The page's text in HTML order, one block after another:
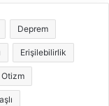
Deprem
Erişilebilirlik
Otizm